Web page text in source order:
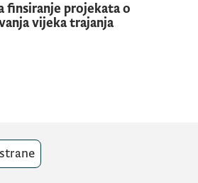
finsiranje projekata o
vijeka trajanja